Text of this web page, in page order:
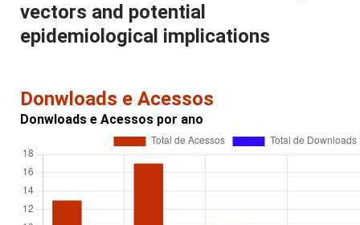
vectors and potential
epidemiological implications
Donwloads e Acessos
Donwloads e Acessos por ano